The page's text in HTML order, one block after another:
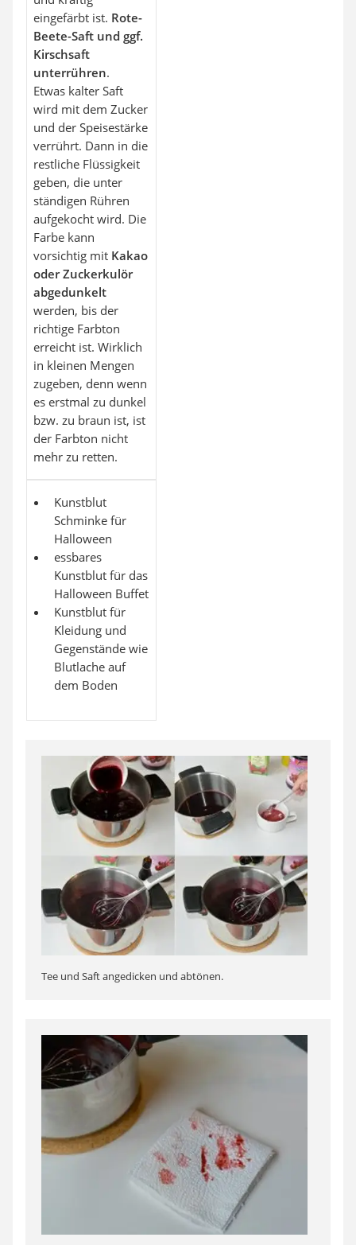
eingefärbt ist. Rote-
Beete-Saft und ggf.
Kirschsaft
unterrühren.
Etwas kalter Saft
wird mit dem Zucker
und der Speisestärke
verrührt. Dann in die
restliche Flüssigkeit
geben, die unter
ständigen Rühren
aufgekocht wird. Die
Farbe kann
vorsichtig mit Kakao
oder Zuckerkulör
abgedunkelt
werden, bis der
richtige Farbton
erreicht ist. Wirklich
in kleinen Mengen
zugeben, denn wenn
es erstmal zu dunkel
bzw. zu braun ist, ist
der Farbton nicht
mehr zu retten.
Kunstblut
Schminke für
Halloween
essbares
Kunstblut für das
Halloween Buffet
Kunstblut für
Kleidung und
Gegenstände wie
Blutlache auf
dem Boden
Tee und Saft angedicken und abtönen.